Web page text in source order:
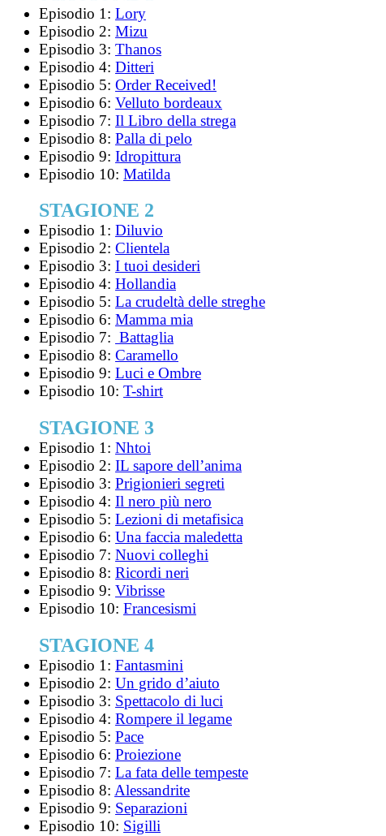
Episodio 1: Lory
Episodio 2: Mizu
Episodio 3: Thanos
Episodio 4: Ditteri
Episodio 5: Order Received!
Episodio 6: Velluto bordeaux
Episodio 7: Il Libro della strega
Episodio 8: Palla di pelo
Episodio 9: Idropittura
Episodio 10: Matilda
STAGIONE 2
Episodio 1: Diluvio
Episodio 2: Clientela
Episodio 3: I tuoi desideri
Episodio 4: Hollandia
Episodio 5: La crudeltà delle streghe
Episodio 6: Mamma mia
Episodio 7: Battaglia
Episodio 8: Caramello
Episodio 9: Luci e Ombre
Episodio 10: T-shirt
STAGIONE 3
Episodio 1: Nhtoi
Episodio 2: IL sapore dell’anima
Episodio 3: Prigionieri segreti
Episodio 4: Il nero più nero
Episodio 5: Lezioni di metafisica
Episodio 6: Una faccia maledetta
Episodio 7: Nuovi colleghi
Episodio 8: Ricordi neri
Episodio 9: Vibrisse
Episodio 10: Francesismi
STAGIONE 4
Episodio 1: Fantasmini
Episodio 2: Un grido d’aiuto
Episodio 3: Spettacolo di luci
Episodio 4: Rompere il legame
Episodio 5: Pace
Episodio 6: Proiezione
Episodio 7: La fata delle tempeste
Episodio 8: Alessandrite
Episodio 9: Separazioni
Episodio 10: Sigilli